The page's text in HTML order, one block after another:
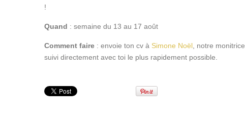
!
Quand : semaine du 13 au 17 août
Comment faire : envoie ton cv à Simone Noël , notre
suivi directement avec toi le plus rapidement possible.